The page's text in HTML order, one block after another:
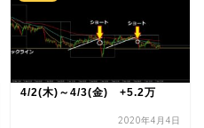
4/2(木)～4/3(金) +5.2万
2020年4月4日